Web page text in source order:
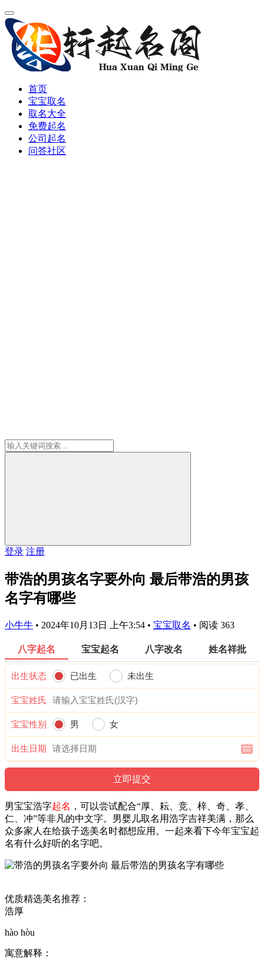
首页
宝宝取名
取名大全
免费起名
公司起名
问答社区
登录 注册
带浩的男孩名字要外向 最后带浩的男孩
名字有哪些
小牛牛 • 2024年10月13日 上午3:54 • 宝宝取名 • 阅读 363
八字起名 宝宝起名 八字改名 姓名祥批
出生状态 已出生 未出生
宝宝姓氏
宝宝性别 男 女
出生日期
男宝宝浩字起名 ，可以尝试配合“厚、耘、竞、梓、奇、孝、
仁、冲”等非凡的中文字。男婴儿取名用浩字吉祥美满，那么
众多家人在给孩子选美名时都想应用。一起来看下今年宝宝起
名有什么好听的名字吧。
优质精选美名推荐：
浩厚
hào hòu
寓意解释：